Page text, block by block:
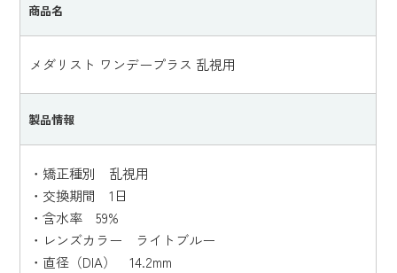
商品名
メダリスト ワンデープラス 乱視用
製品情報
・矯正種別 乱視用
・交換期間 1日
・含水率 59%
・レンズカラー ライトブルー
・直径（DIA） 14.2mm